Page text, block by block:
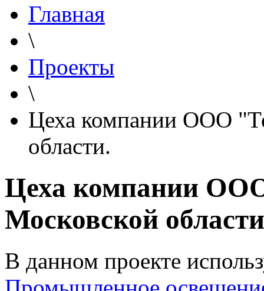
Главная
\
Проекты
\
Цеха компании ООО
области.
Цеха компании
Московской
В данном проекте